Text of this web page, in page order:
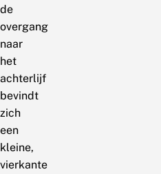
de
overgang
naar
het
achterlijf
bevindt
zich
een
kleine,
vierkante